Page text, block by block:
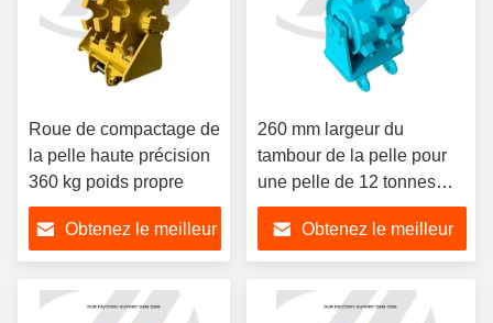
Roue de compactage de
la pelle haute précision
360 kg poids propre
Obtenez le meilleur
260 mm largeur du
tambour de la pelle pour
une pelle de 12 tonnes
fabriquée en 10 jours
Obtenez le meilleur